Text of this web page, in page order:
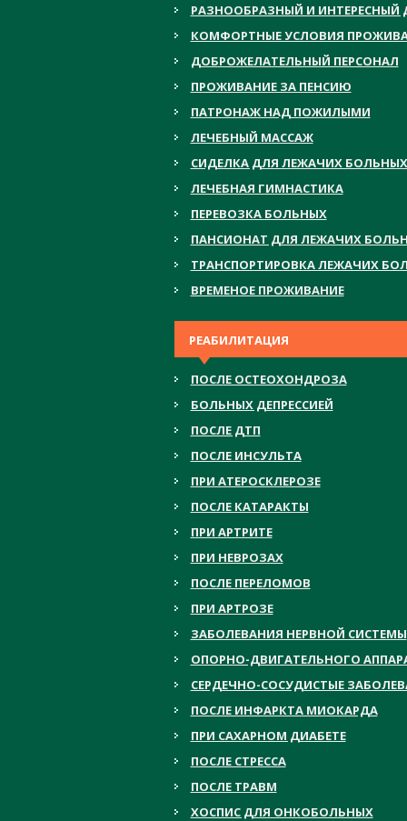
РАЗНООБРАЗНЫЙ И ИНТЕРЕСНЫЙ
КОМФОРТНЫЕ УСЛОВИЯ
ДОБРОЖЕЛАТЕЛЬНЫЙ ПЕРСОНАЛ
ПРОЖИВАНИЕ ЗА ПЕНСИЮ
ПАТРОНАЖ НАД ПОЖИЛЫМИ
ЛЕЧЕБНЫЙ МАССАЖ
СИДЕЛКА ДЛЯ ЛЕЖАЧИХ БОЛЬНЫХ
ЛЕЧЕБНАЯ ГИМНАСТИКА
ПЕРЕВОЗКА БОЛЬНЫХ
ПАНСИОНАТ ДЛЯ ЛЕЖАЧИХ
ТРАНСПОРТИРОВКА ЛЕЖАЧИХ
ВРЕМЕНОЕ ПРОЖИВАНИЕ
РЕАБИЛИТАЦИЯ
ПОСЛЕ ОСТЕОХОНДРОЗА
БОЛЬНЫХ ДЕПРЕССИЕЙ
ПОСЛЕ ДТП
ПОСЛЕ ИНСУЛЬТА
ПРИ АТЕРОСКЛЕРОЗЕ
ПОСЛЕ КАТАРАКТЫ
ПРИ АРТРИТЕ
ПРИ НЕВРОЗАХ
ПОСЛЕ ПЕРЕЛОМОВ
ПРИ АРТРОЗЕ
ЗАБОЛЕВАНИЯ НЕРВНОЙ СИСТЕМЫ
ОПОРНО-ДВИГАТЕЛЬНОГО
СЕРДЕЧНО-СОСУДИСТЫЕ
ПОСЛЕ ИНФАРКТА МИОКАРДА
ПРИ САХАРНОМ ДИАБЕТЕ
ПОСЛЕ СТРЕССА
ПОСЛЕ ТРАВМ
ХОСПИС ДЛЯ ОНКОБОЛЬНЫХ